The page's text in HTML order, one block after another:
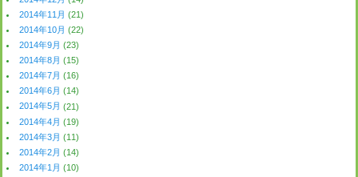
2014年11月 (21)
2014年10月 (22)
2014年9月 (23)
2014年8月 (15)
2014年7月 (16)
2014年6月 (14)
2014年5月 (21)
2014年4月 (19)
2014年3月 (11)
2014年2月 (14)
2014年1月 (10)